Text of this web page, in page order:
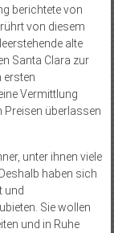
berichtete von
von diesem
alte
Santa Clara zur
ersten
Vermittlung
Preisen überlassen
unter ihnen viele
haben sich
und
Sie wollen
und in Ruhe